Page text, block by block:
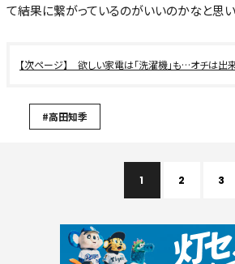
て結果に繋がっているのがいいのかなと思い
欲しい家電は「洗濯機」も…オチは出
#高田知季
1 2 3